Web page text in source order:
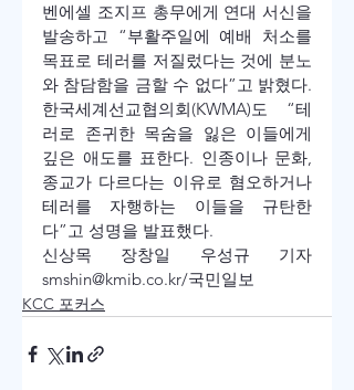
벤에셀 조지프 총무에게 연대 서신을
발송하고 “부활주일에 예배 처소를
목표로 테러를 저질렀다는 것에 분노
와 참담함을 금할 수 없다”고 밝혔다.
한국세계선교협의회(KWMA)도 “테
러로 존귀한 목숨을 잃은 이들에게
깊은 애도를 표한다. 인종이나 문화,
종교가 다르다는 이유로 혐오하거나
테러를 자행하는 이들을 규탄한
다”고 성명을 발표했다.
신상목 장창일 우성규 기자
smshin@kmib.co.kr/국민일보
KCC 포커스